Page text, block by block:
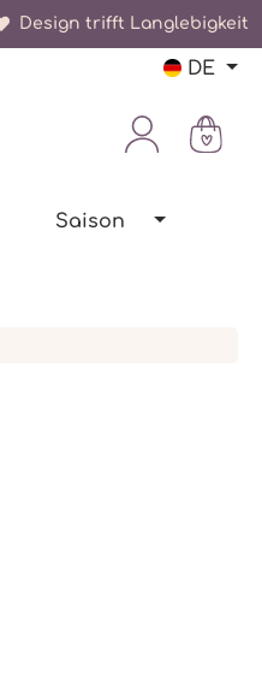
Design trifft Langlebigkeit
DE
Saison